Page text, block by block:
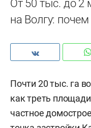
От 50 тыс. до 2
на Волгу:
Почти 20 тыс. га
как треть
частное